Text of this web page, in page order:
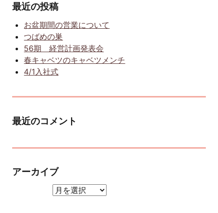
最近の投稿
お盆期間の営業について
つばめの巣
56期 経営計画発表会
春キャベツのキャベツメンチ
4/1入社式
最近のコメント
アーカイブ